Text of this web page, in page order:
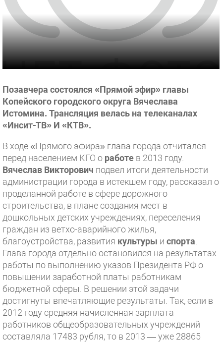
Позавчера состоялся «Прямой эфир» главы
Копейского городского округа Вячеслава
Истомина. Трансляция велась на телеканалах
«Инсит-ТВ» И «КТВ».
В ходе «Прямого эфира» глава города отчитался
перед населением КГО о работе в 2013 году.
Вячеслав Викторович подвел итоги деятельности
администрации города в истекшем году, рассказал о
проделанной работе в сфере дорожного
строительства, в плане создания мест в
дошкольных детских учреждениях, переселения
граждан из ветхо-аварийного жилья,
благоустройства, развития культуры и спорта
Глава города отдельно остановился на результатах
работы по выполнению указов Президента РФ о
повышении заработной платы работникам
бюджетной сферы. В решении этой задачи
достигнуты впечатляющие результаты. Так, если в
2012 году средняя начисленная зарплата
работников общеобразовательных учреждений
составляла 17483 рубля, то в 2013 — уже 28865